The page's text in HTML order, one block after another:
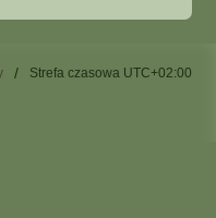
Strefa czasowa UTC+02:00